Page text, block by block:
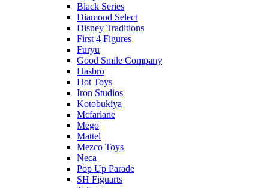
Black Series
Diamond Select
Disney Traditions
First 4 Figures
Furyu
Good Smile Company
Hasbro
Hot Toys
Iron Studios
Kotobukiya
Mcfarlane
Mego
Mattel
Mezco Toys
Neca
Pop Up Parade
SH Figuarts